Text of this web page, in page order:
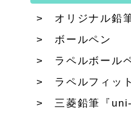
オリジナル鉛
ボールペン
ラペルボール
ラペルフィッ
三菱鉛筆『